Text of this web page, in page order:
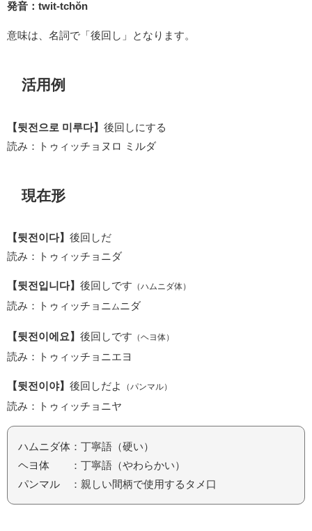
発音：twit-tchŏn
意味は、名詞で「後回し」となります。
活用例
【뒷전으로 미루다】 後回しにする
読み：トゥィッチョヌロ ミルダ
現在形
【뒷전이다】 後回しだ
読み：トゥィッチョニダ
【뒷전입니다】 後回しです （ハムニダ体）
読み：トゥィッチョニ ムニダ
【뒷전이에요】 後回しです （ヘヨ体）
読み：トゥィッチョニエヨ
【뒷전이야】 後回しだよ （パンマル）
読み：トゥィッチョニヤ
ハムニダ体：丁寧語（硬い）
ヘヨ体 ：丁寧語（やわらかい）
パンマル ：親しい間柄で使用するタメ口